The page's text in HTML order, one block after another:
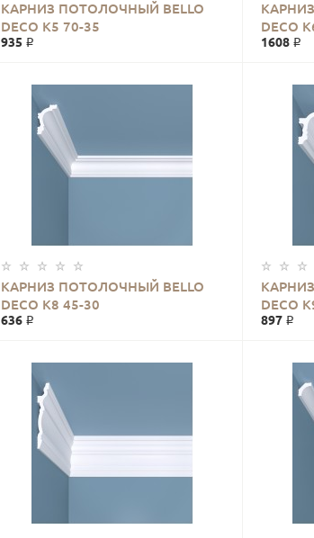
КАРНИЗ ПОТОЛОЧНЫЙ BELLO
DECO К5 70-35
935 ₽
DECO
1608 ₽
КАРНИЗ ПОТОЛОЧНЫЙ BELLO
DECO К8 45-30
636 ₽
DECO
897 ₽